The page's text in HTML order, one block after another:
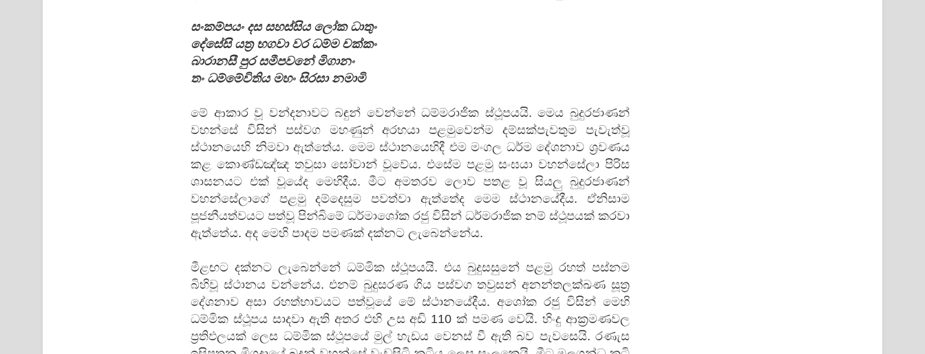
සංකම්පයං දස සහස්සිය ලෝක ධාතුං
දේසේසි යත්‍ර භගවා වර ධම්ම චක්කං
බාරානසී පුර සමීපවනේ මිගානං
තං ධම්මේවිතිය මහං සිරසා නමාමි
මේ ආකාර වූ වන්දනාවට බඳුන් වෙන්නේ ධම්මරාජික ස්ථූපයයි. මෙය බුදුරජාණන්
වහන්සේ විසින් පස්වග මහණුන් අරභයා පළමුවෙන්ම දම්සක්පැවතුම පැවැත්වූ
ස්ථානයෙහි නිමවා ඇත්තේය. මෙම ස්ථානයෙහිදී එම මංගල ධර්ම දේශනාව ශ්‍රවණය
කළ කොණ්ඩඤ්ඤ තවුසා සෝවාන් වූ​වේය. එසේම පළමු සංඝයා වහන්සේලා පිරිස
ශාසනයට එක් වූයේද මෙහිදීය. මීට අමතරව ලොව පතළ වූ සියලු බුදුරජාණන්
වහන්සේලාගේ පළමු දම්දෙසුම පවත්වා ඇත්තේද මෙම ස්ථානයේදීය. ඒනිසාම
පූජනීයත්වයට පත්වූ පින්බිමේ ධර්මාශෝක රජු විසින් ධර්මරාජික නම් ස්ථූපයක් කරවා
ඇත්තේය. අද මෙහි පාදම පමණක් දක්නට ලැබෙන්නේය.
මීළඟට දක්නට ලැබෙන්නේ ධම්මික ස්ථූපයයි. එය බුදුසසුනේ පළමු රහත් පස්නම
බිහිවූ ස්ථානය වන්නේය. එනම් බුදුසරණ ගිය පස්වග තවුසන් අනන්තලක්ඛණ සූත්‍ර
දේශනාව අසා රහත්භාවයට පත්වූයේ මේ ස්ථානයේදීය. අශෝක රජු විසින් මෙහි
ධම්මික ස්ථූපය සාදවා ඇති අතර එහි උස අඩි 110 ක් පමණ වෙයි. හිංදු ආක්‍රමණවල
ප්‍රතිඵලයක් ලෙස ධම්මික ස්ථූපයේ මුල් හැඩය වෙනස් වී ඇති බව පැවසෙයි. රණැස